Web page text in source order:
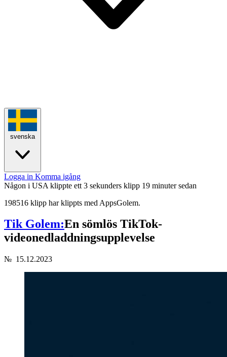
svenska
Logga in Komma igång
Någon i USA klippte ett 3 sekunders klipp 19 minuter sedan
198516 klipp har klippts med AppsGolem.
Tik Golem:En sömlös TikTok-
videonedladdningsupplevelse
№ 15.12.2023